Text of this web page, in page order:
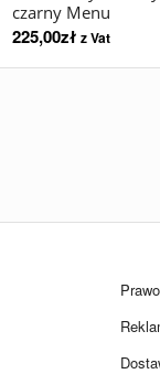
czarny Menu
225,00zł z Vat